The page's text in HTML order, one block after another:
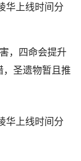
，四命会提升
，圣遗物暂且推